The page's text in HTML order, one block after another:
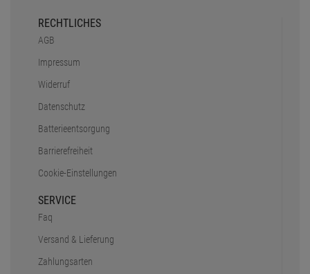
RECHTLICHES
AGB
Impressum
Widerruf
Datenschutz
Batterieentsorgung
Barrierefreiheit
Cookie-Einstellungen
SERVICE
Faq
Versand & Lieferung
Zahlungsarten